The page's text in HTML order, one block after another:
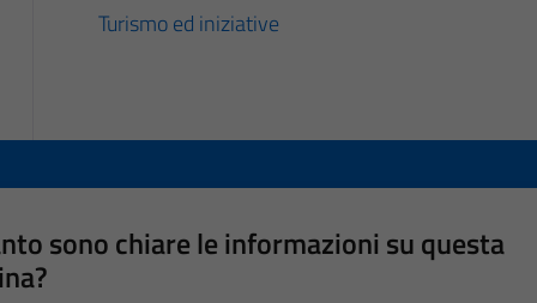
Turismo ed iniziative
sono chiare le informazioni su questa